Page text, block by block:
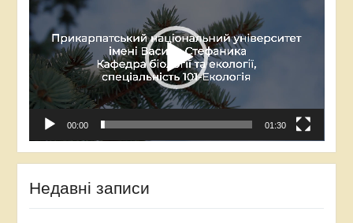
00:00 01:30
Недавні записи